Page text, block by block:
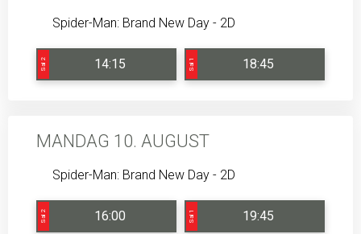
Spider-Man: Brand New Day - 2D
Sal 2 14:15 Sal 1 18:45
MANDAG 10. AUGUST
Spider-Man: Brand New Day - 2D
Sal 2 16:00 Sal 1 19:45